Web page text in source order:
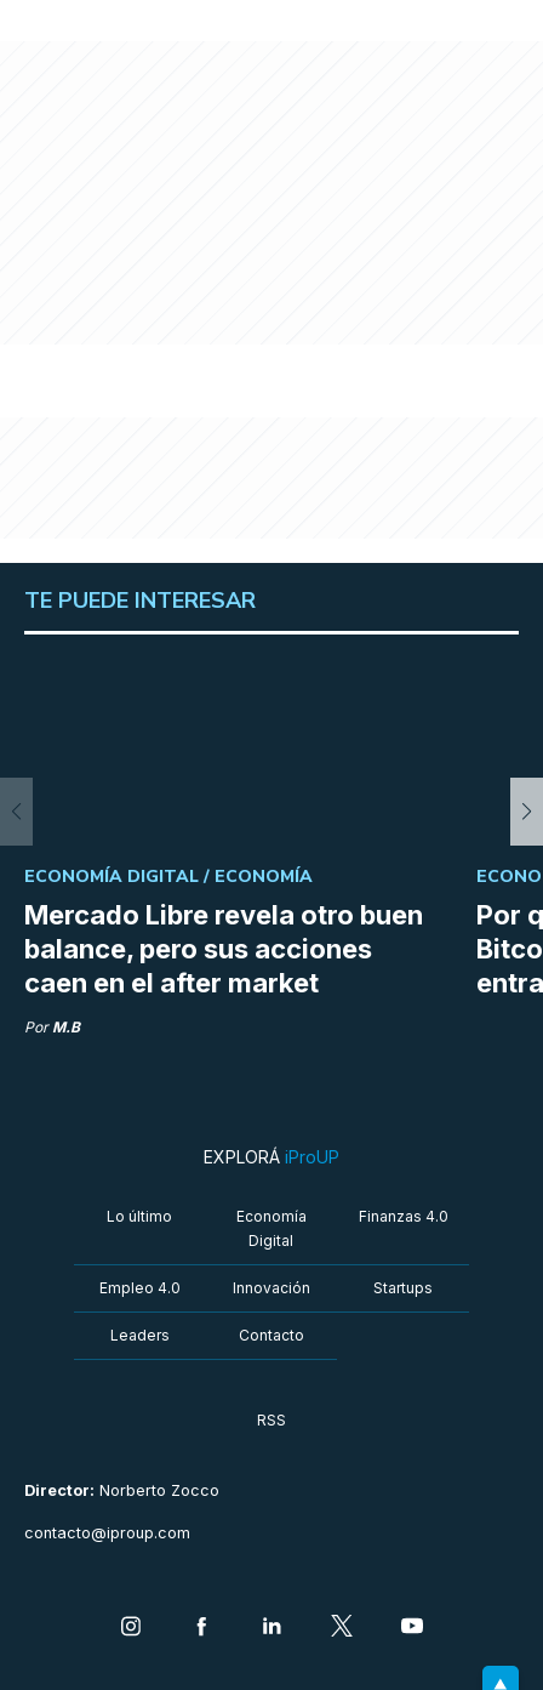
TE PUEDE INTERESAR
Mercado Libre revela otro buen
balance, pero sus acciones
caen en el after market
ECONOMÍA DIGITAL / ECONOMÍA
Por M.B
Por
Director: Norberto Zocco
contacto@iproup.com
EXPLORÁ iProUP
Lo último
Economía
Digital
Finanzas 4.0
Empleo 4.0 Innovación Startups
Leaders Contacto
RSS